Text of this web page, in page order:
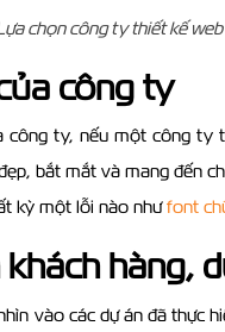
chọn công ty thiết kế
công ty
công ty, nếu một công ty
bắt mắt và mang đến
kỳ một lỗi nào nhưfont
hàng,
vào các dự án đã thực